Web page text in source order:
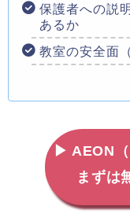
保護者への説
あるか
教室の安全面
▶ AEON
まずは